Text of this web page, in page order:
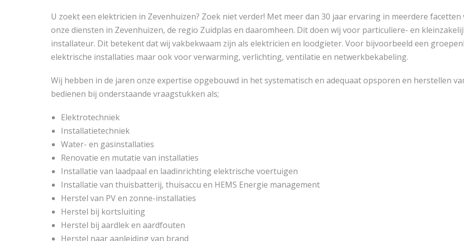
U zoekt een elektricien in Zevenhuizen? Zoek niet verder! Met meer dan 30 jaar ervaring in meerdere
onze diensten in Zevenhuizen, de regio Zuidplas en daaromheen. Dit doen wij voor particuliere- en
installateur. Dit betekent dat wij vakbekwaam zijn als elektricien en loodgieter. Voor bijvoorbeeld een
elektrische installaties maar ook voor verwarming, verlichting, ventilatie en netwerkbekabeling.
Wij hebben in de jaren onze expertise opgebouwd in het systematisch en adequaat opsporen en herstellen
bedienen bij onderstaande vraagstukken als;
Elektrotechniek
Installatietechniek
Water- en gasinstallaties
Renovatie en mutatie van installaties
Installatie van laadpaal en laadinrichting elektrische voertuigen
Installatie van thuisbatterij, thuisaccu en HEMS Energie management
Herstel van PV en zonne-installaties
Herstel bij kortsluiting
Herstel bij aardlek en aardfouten
Herstel naar aanleiding van brand